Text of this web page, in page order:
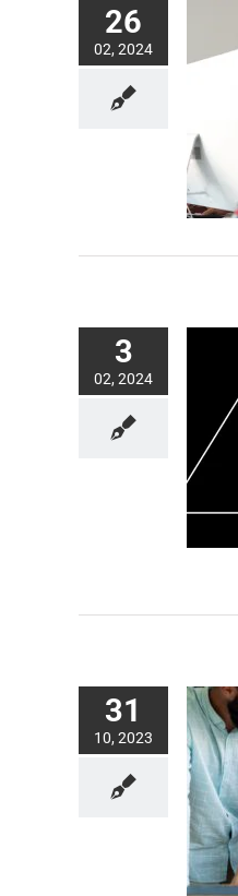
26
02, 2024
3
02, 2024
31
10, 2023